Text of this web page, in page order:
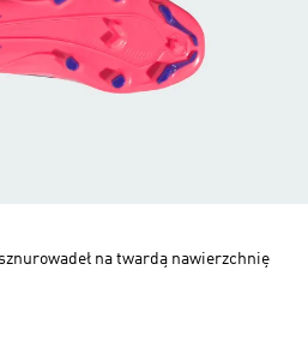
na twardą nawierzchnię